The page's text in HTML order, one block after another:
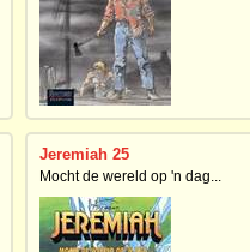
Jeremiah 25
Mocht de wereld op 'n dag...